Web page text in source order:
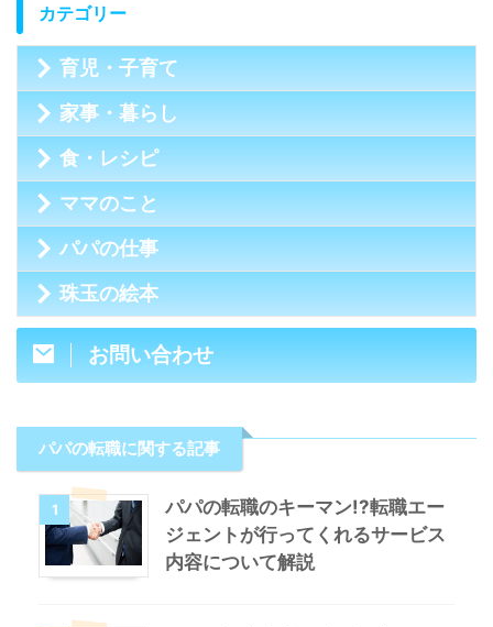
カテゴリー
育児・子育て
家事・暮らし
食・レシピ
ママのこと
パパの仕事
珠玉の絵本
お問い合わせ
パパの転職に関する記事
1
パパの転職のキーマン!?転職エー
ジェントが行ってくれるサービス
内容について解説